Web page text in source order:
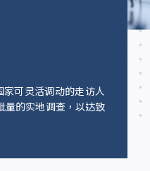
可灵活调动的走访人
量的实地调查，以达致